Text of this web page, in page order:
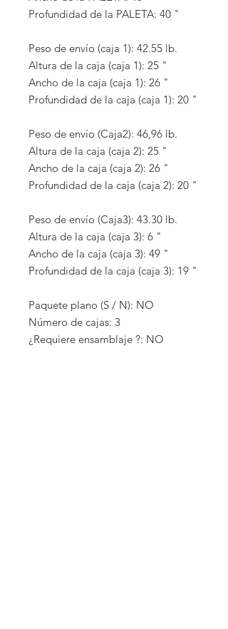
Profundidad de la PALETA: 40 "
Peso de envío (caja 1): 42.55 lb.
Altura de la caja (caja 1): 25 "
Ancho de la caja (caja 1): 26 "
Profundidad de la caja (caja 1): 20 "
Peso de envío (Caja2): 46,96 lb.
Altura de la caja (caja 2): 25 "
Ancho de la caja (caja 2): 26 "
Profundidad de la caja (caja 2): 20 "
Peso de envío (Caja3): 43.30 lb.
Altura de la caja (caja 3): 6 "
Ancho de la caja (caja 3): 49 "
Profundidad de la caja (caja 3): 19 "
Paquete plano (S / N): NO
Número de cajas: 3
¿Requiere ensamblaje ?: NO